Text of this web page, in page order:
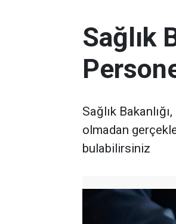
Sağlık
Sağlık
olmadan
bulabilirsiniz